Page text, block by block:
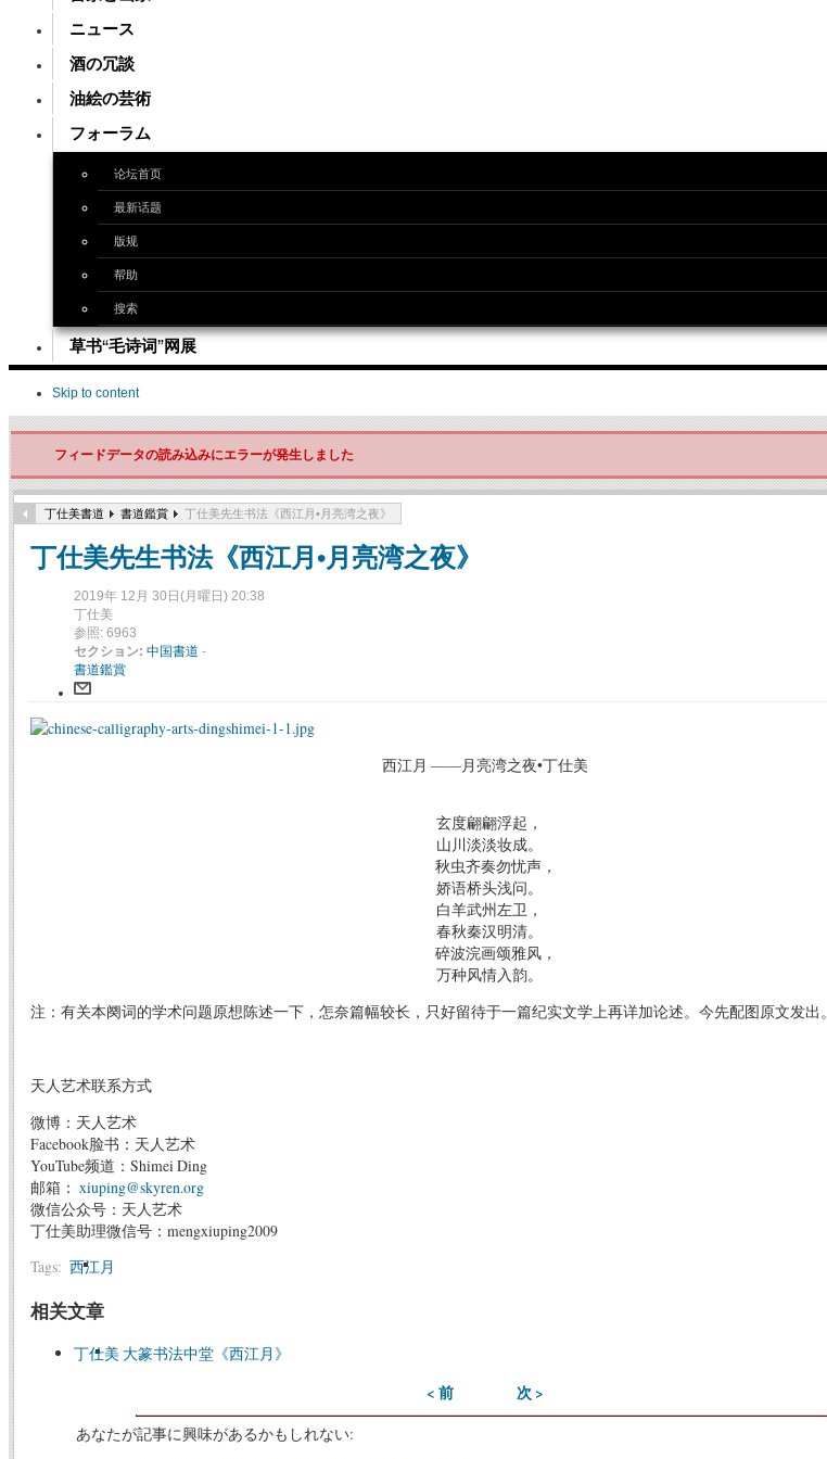
ニュース
酒の冗談
油絵の芸術
フォーラム
论坛首页
最新话题
版规
帮助
搜索
草书“毛诗词”网展
Skip to content
フィードデータの読み込みにエラーが発生しました
丁仕美書道 書道鑑賞 丁仕美先生书法《西江月•月亮湾之夜》
丁仕美先生书法《西江月•月亮湾之夜》
2019年 12月 30日(月曜日) 20:38
丁仕美
参照: 6963
セクション: 中国書道 -
書道鑑賞
西江月 ——月亮湾之夜•丁仕美
玄度翩翩浮起，
山川淡淡妆成。
秋虫齐奏勿忧声，
娇语桥头浅问。
白羊武州左卫，
春秋秦汉明清。
碎波浣画颂雅风，
万种风情入韵。
注：有关本阕词的学术问题原想陈述一下，怎奈篇幅较长，只好留待于一篇纪实文学上再详加论述。今先配图原文发出。
天人艺术联系方式
微博：天人艺术
Facebook脸书：天人艺术
YouTube频道：Shimei Ding
邮箱： xiuping@skyren.org
微信公众号：天人艺术
丁仕美助理微信号：mengxiuping2009
Tags: 西江月
相关文章
丁仕美 大篆书法中堂《西江月》
< 前 次 >
あなたが記事に興味があるかもしれない: